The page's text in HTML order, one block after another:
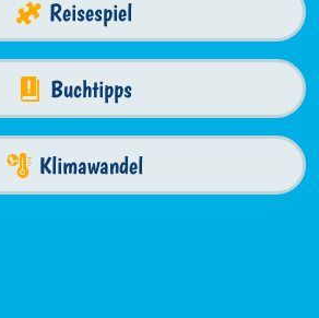
Reisespiel
Buchtipps
Klimawandel